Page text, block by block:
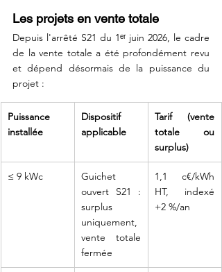
Les projets en vente totale
Depuis l'arrêté S21 du 1ᵉʳ juin 2026, le cadre
de la vente totale a été profondément revu
et dépend désormais de la puissance du
projet :
Puissance
installée
Dispositif
applicable
Tarif (vente
totale ou
surplus)
≤ 9 kWc
Guichet
ouvert S21 :
surplus
uniquement,
vente totale
fermée
1,1 c€/kWh
HT, indexé
+2 %/an